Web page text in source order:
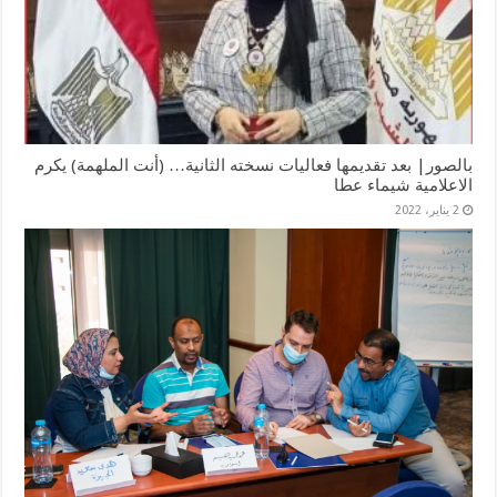
بالصور| بعد تقديمها فعاليات نسخته الثانية… (أنت الملهمة) يكرم
الاعلامية شيماء عطا
2 يناير، 2022